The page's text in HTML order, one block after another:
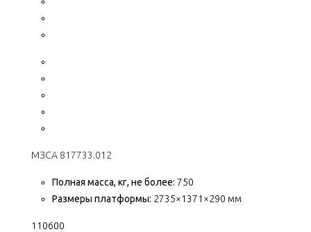
МЗСА 817733.012
Полная масса, кг, не более: 750
Размеры платформы: 2735×1371×290 мм
110600